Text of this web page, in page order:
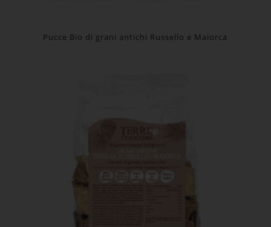
Pucce Bio di grani antichi Russello e Maiorca